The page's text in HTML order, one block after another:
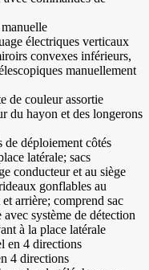
électriques verticaux
convexes inférieurs,
manuellement
de couleur assortie
du hayon et des longerons
de déploiement côtés
latérale; sacs
conducteur et au siège
gonflables au
arrière; comprend sac
système de détection
à la place latérale
en 4 directions
4 directions